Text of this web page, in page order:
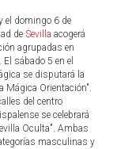
el domingo 6 de
de Sevilla acogerá
agrupadas en
sábado 5 en el
se disputará la
Mágica Orientación".
del centro
se celebrará
Oculta". Ambas
masculinas y